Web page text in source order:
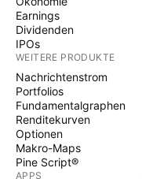
Earnings
Dividenden
IPOs
WEITERE PRODUKTE
Nachrichtenstrom
Portfolios
Fundamentalgraphen
Renditekurven
Optionen
Makro-Maps
Pine Script®
APPS